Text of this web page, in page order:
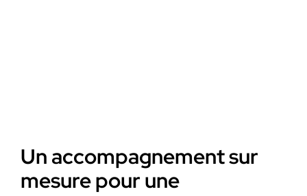
Un accompagnement sur
mesure pour une